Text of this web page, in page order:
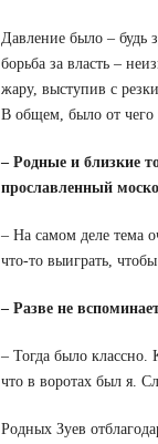
Давление было – будь
борьба за власть –
жару, выступив с
В общем, было от чего
– Родные и близкие
прославленный
– На самом деле тема
что-то выиграть,
– Разве не
– Тогда было классно.
что в воротах был я.
Родных Зуев